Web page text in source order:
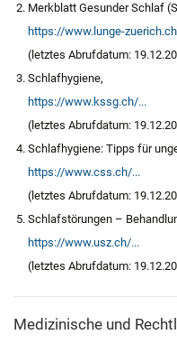
Merkblatt Gesunder Schlaf
https://www.lunge-
(letztes Abrufdatum:
Schlafhygiene,
https://www.kssg.ch/...
(letztes Abrufdatum:
Schlafhygiene: Tipps für
https://www.css.ch/...
(letztes Abrufdatum:
Schlafstörungen –
https://www.usz.ch/...
(letztes Abrufdatum:
Medizinische und